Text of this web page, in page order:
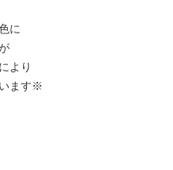
に
より
ます※